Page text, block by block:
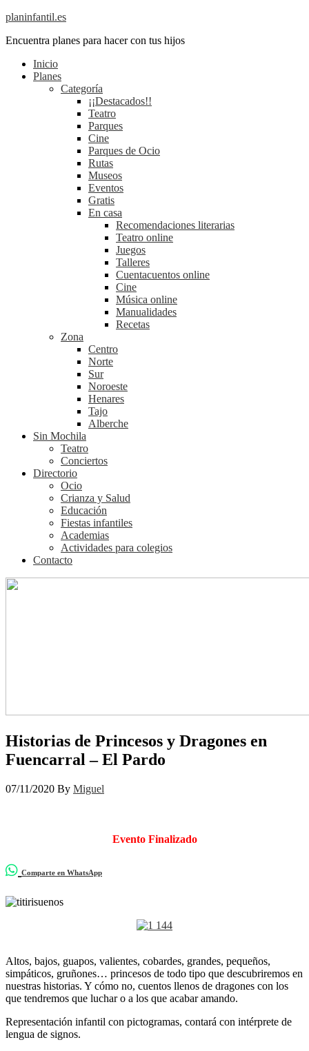
planinfantil.es
Encuentra planes para hacer con tus hijos
Inicio
Planes
Categoría
¡¡Destacados!!
Teatro
Parques
Cine
Parques de Ocio
Rutas
Museos
Eventos
Gratis
En casa
Recomendaciones literarias
Teatro online
Juegos
Talleres
Cuentacuentos online
Cine
Música online
Manualidades
Recetas
Zona
Centro
Norte
Sur
Noroeste
Henares
Tajo
Alberche
Sin Mochila
Teatro
Conciertos
Directorio
Ocio
Crianza y Salud
Educación
Fiestas infantiles
Academias
Actividades para colegios
Contacto
Historias de Princesos y Dragones en
Fuencarral – El Pardo
07/11/2020 By Miguel
Evento Finalizado
Comparte en WhatsApp
Altos, bajos, guapos, valientes, cobardes, grandes, pequeños,
simpáticos, gruñones… princesos de todo tipo que descubriremos en
nuestras historias. Y cómo no, cuentos llenos de dragones con los
que tendremos que luchar o a los que acabar amando.
Representación infantil con pictogramas, contará con intérprete de
lengua de signos.